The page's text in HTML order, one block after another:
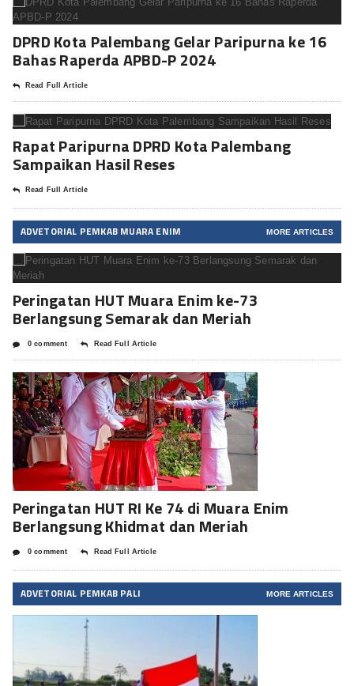
DPRD Kota Palembang Gelar Paripurna ke 16
Bahas Raperda APBD-P 2024
Read Full Article
Rapat Paripurna DPRD Kota Palembang
Sampaikan Hasil Reses
Read Full Article
ADVETORIAL PEMKAB MUARA ENIM MORE ARTICLES
Peringatan HUT Muara Enim ke-73
Berlangsung Semarak dan Meriah
0 comment Read Full Article
Peringatan HUT RI Ke 74 di Muara Enim
Berlangsung Khidmat dan Meriah
0 comment Read Full Article
ADVETORIAL PEMKAB PALI MORE ARTICLES